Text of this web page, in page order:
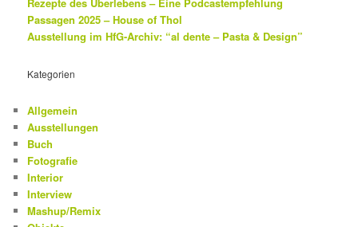
Rezepte des Überlebens – Eine Podcastempfehlung
Passagen 2025 – House of Thol
Ausstellung im HfG-Archiv: “al dente – Pasta & Design”
Kategorien
Allgemein
Ausstellungen
Buch
Fotografie
Interior
Interview
Mashup/Remix